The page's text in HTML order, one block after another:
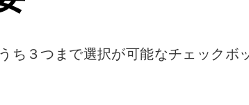
ち３つまで選択が可能なチェックボ